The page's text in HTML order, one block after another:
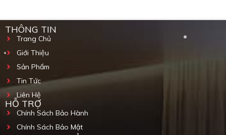
THÔNG TIN
Trang Chủ
Giới Thiệu
Sản Phẩm
Tin Tức
Liên Hệ
HỖ TRỢ
Chính Sách Bảo Hành
Chính Sách Bảo Mật